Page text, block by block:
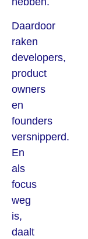
Daardoor
raken
developers,
product
owners
en
founders
versnipperd.
En
als
focus
weg
is,
daalt